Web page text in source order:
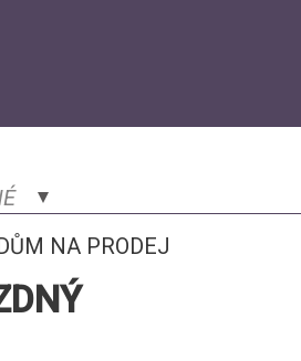
NA PRODEJ